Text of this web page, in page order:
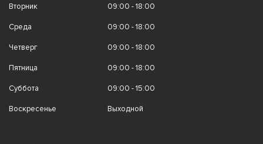
Вторник 09:00 - 18:00
Среда 09:00 - 18:00
Четверг 09:00 - 18:00
Пятница 09:00 - 18:00
Суббота 09:00 - 15:00
Воскресенье Выходной